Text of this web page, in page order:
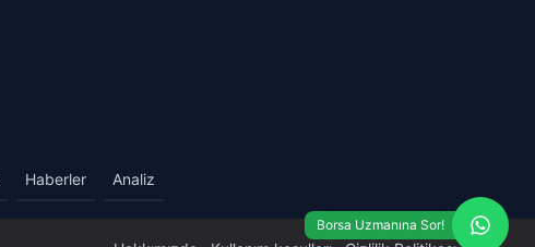
Haberler Analiz
Borsa Uzmanına Sor!